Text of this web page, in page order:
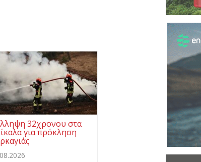
32χρονου στα
για πρόκληση